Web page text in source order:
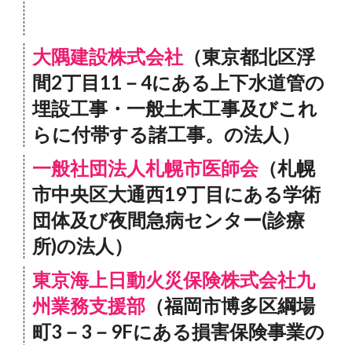
大隅建設株式会社 （東京都北区浮
間2丁目11－4にある上下水道管の
埋設工事・一般土木工事及びこれ
らに付帯する諸工事。の法人）
一般社団法人札幌市医師会（札幌
市中央区大通西19丁目にある学術
団体及び夜間急病センター(診療
所)の法人）
東京海上日動火災保険株式会社九
州業務支援部 （福岡市博多区綱場
町3－3－9Fにある損害保険事業の